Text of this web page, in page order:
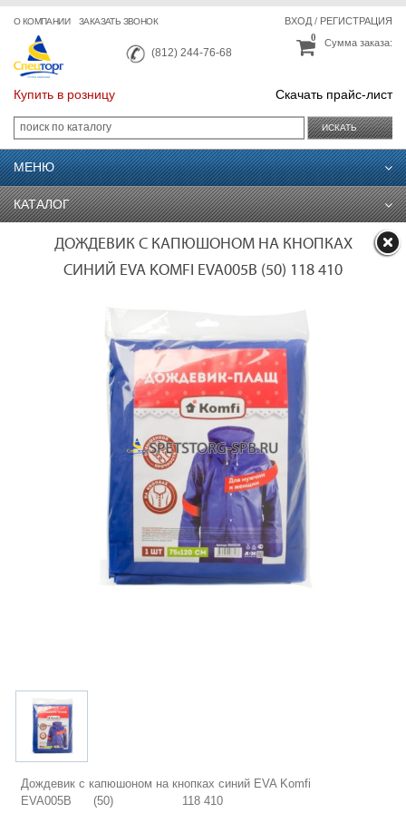
О КОМПАНИИ ЗАКАЗАТЬ ЗВОНОК
(812) 244-76-68
ВХОД/ РЕГИСТРАЦИЯ
Сумма заказа:
0
Купить в розницу Скачать прайс-лист
ИСКАТЬ
МЕНЮ
КАТАЛОГ
ДОЖДЕВИК С КАПЮШОНОМ НА КНОПКАХ
СИНИЙ EVA KOMFI EVA005B (50) 118 410
Дождевик с капюшоном на кнопках синий EVA Komfi
EVA005B (50) 118 410